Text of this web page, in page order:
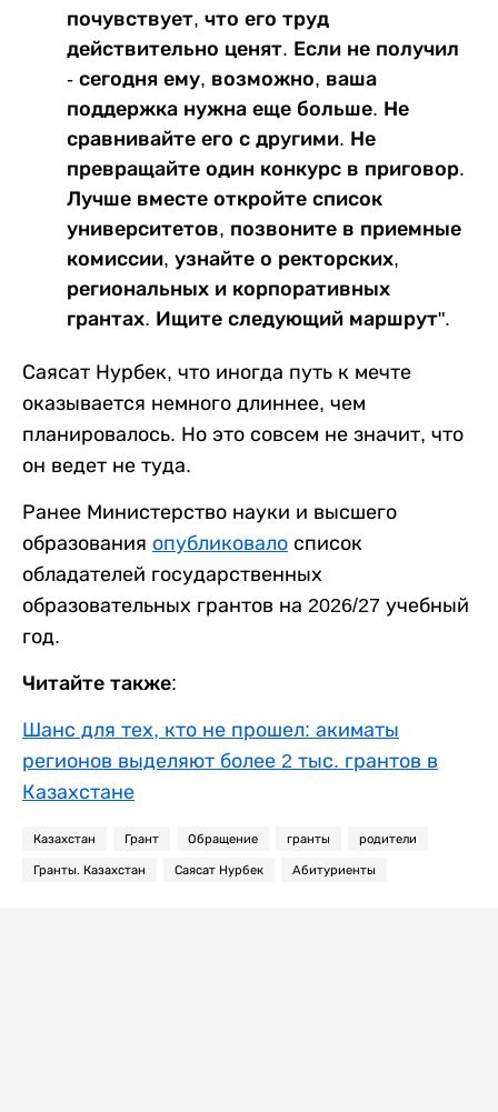
почувствует, что его труд
действительно ценят. Если не получил
- сегодня ему, возможно, ваша
поддержка нужна еще больше. Не
сравнивайте его с другими. Не
превращайте один конкурс в приговор.
Лучше вместе откройте список
университетов, позвоните в приемные
комиссии, узнайте о ректорских,
региональных и корпоративных
грантах. Ищите следующий маршрут".
Саясат Нурбек, что иногда путь к мечте
оказывается немного длиннее, чем
планировалось. Но это совсем не значит, что
он ведет не туда.
Ранее Министерство науки и высшего
образования опубликовало список
обладателей государственных
образовательных грантов на 2026/27 учебный
год.
Читайте также:
Шанс для тех, кто не прошел: акиматы
регионов выделяют более 2 тыс. грантов в
Казахстане
Казахстан Грант Обращение гранты родители
Гранты. Казахстан Саясат Нурбек Абитуриенты